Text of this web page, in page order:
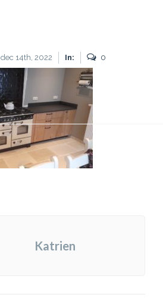
dec 14th, 2022 In: 0
Katrien